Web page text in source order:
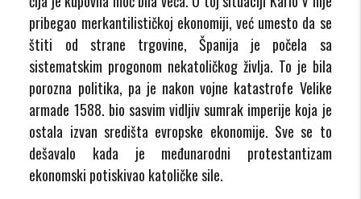
pribegao merkantilističkoj ekonomiji, već umesto da se
štiti od strane trgovine, Španija je počela sa
sistematskim progonom nekatoličkog življa. To je bila
porozna politika, pa je nakon vojne katastrofe Velike
armade 1588. bio sasvim vidljiv sumrak imperije koja je
ostala izvan središta evropske ekonomije. Sve se to
dešavalo kada je međunarodni protestantizam
ekonomski potiskivao katoličke sile.